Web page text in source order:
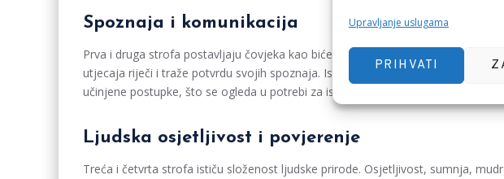
Upravljanje uslugama
PRIHVATI
Spoznaja i komunikacija
Prva i druga strofa postavljaju čovjeka kao biće koje stječe znanje kroz čitanje,
utjecaja riječi i traže potvrdu svojih spoznaja. Istovremeno, prisutan je moralni
učinjene postupke, što se ogleda u potrebi za isprikom.
Ljudska osjetljivost i povjerenje
Treća i četvrta strofa ističu složenost ljudske prirode. Osjetljivost, sumnja,